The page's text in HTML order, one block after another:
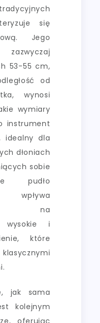
się
Jego
zazwyczaj
53-55 cm,
od
wynosi
wymiary
instrument
idealny dla
dłoniach
sobie
pudło
na
wysokie i
które
jak sama
kolejnym
oferując